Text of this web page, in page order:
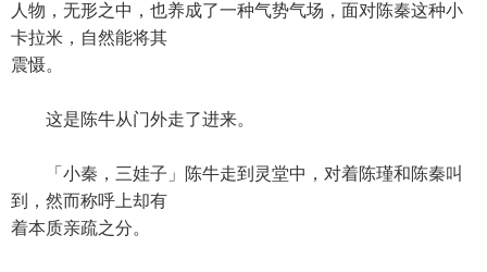
人物，无形之中，也养成了一种气势气场，面对陈秦这种小
卡拉米，自然能将其
震慑。
这是陈牛从门外走了进来。
「小秦，三娃子」陈牛走到灵堂中，对着陈瑾和陈秦叫
到，然而称呼上却有
着本质亲疏之分。